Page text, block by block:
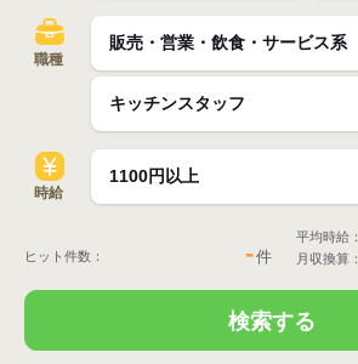
職種
時給
ヒット件数： -件
平均時給：
月収換算：
検索する